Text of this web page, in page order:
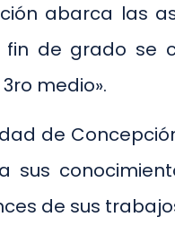
abarca las
fin de grado
medio».
de
sus
de sus